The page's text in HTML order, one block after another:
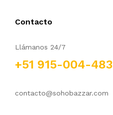
Contacto
Llámanos 24/7
+51 915-004-483
contacto@sohobazzar.com